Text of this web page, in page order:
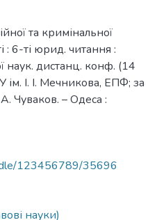
та кримінальної
: 6-ті юрид. читання :
наук. дистанц. конф. (14
І. І. Мечникова, ЕПФ; за
Чуваков. – Одеса :
123456789/35696
науки)